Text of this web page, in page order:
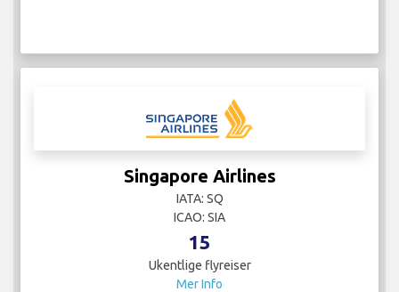
Singapore Airlines
IATA: SQ
ICAO: SIA
15
Ukentlige flyreiser
Mer Info